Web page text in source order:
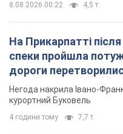
8.08.2026 00:22 4,5 т.
На Прикарпатті
спеки пройшла
дороги
Відео
Негода накрила Івано-
курортний Буковель
4 години тому 7,7 т.